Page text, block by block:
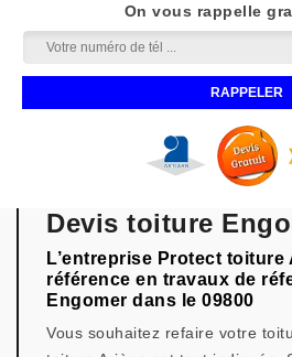
On vous rappelle
Devis toiture
L’entreprise Protect toiture
référence en travaux de
Engomer dans le 09800
Vous souhaitez refaire votre